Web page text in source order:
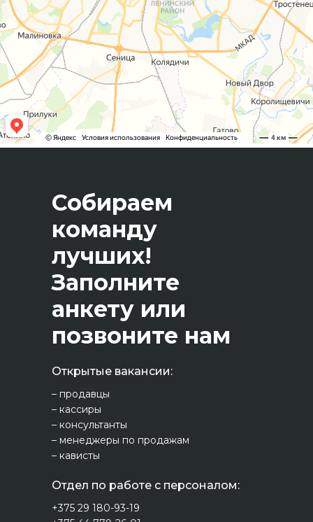
Собираем
команду
лучших!
Заполните
анкету или
позвоните нам
Открытые вакансии:
– продавцы
– кассиры
– консультанты
– менеджеры по продажам
– кависты
Отдел по работе с персоналом:
+375 29 180-93-19